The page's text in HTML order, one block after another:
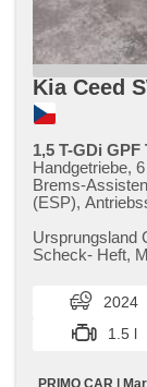
Kia Ceed
1,5 T-GDi GPF
Handgetriebe,
Brems-
(ESP),
asistent změny
pruhu,
Tempomat,
dálkových
parkovací
Ursprungsland
Scheck​- Heft,​
2024
1.5 l
PRIMO CAR |